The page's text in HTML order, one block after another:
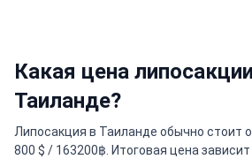
Какая цена
Таиланде?
Липосакция в Таиланде обычно стоит
800 $ / 163200฿. Итоговая цена